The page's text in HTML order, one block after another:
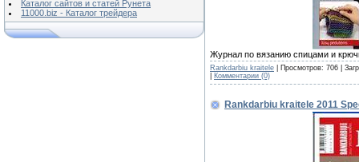
Каталог сайтов и статей Рунета
11000.biz - Каталог трейдера
Журнал по вязанию спицами и
Rankdarbiu kraitele | Просмотров: 706 |
Комментарии (0)
Rankdarbiu kraitele 2011